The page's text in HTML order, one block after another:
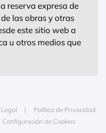
reserva expresa de
las obras y otras
este sitio web a
u otros medios que
Política de Privacidad
Configuración de Cookies